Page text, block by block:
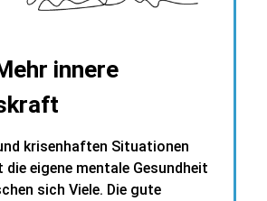
innere
krisenhaften Situationen
die eigene mentale Gesundheit
sich Viele. Die gute